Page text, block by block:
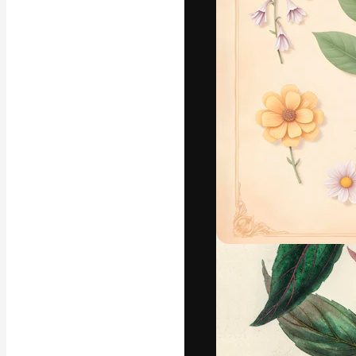
La
migliori lavori.
creativi,
Italiano
Copyright ©